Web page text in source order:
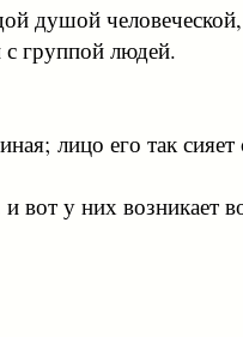
душой человеческой,
группой людей.
лицо его так сияет
вот у них возникает